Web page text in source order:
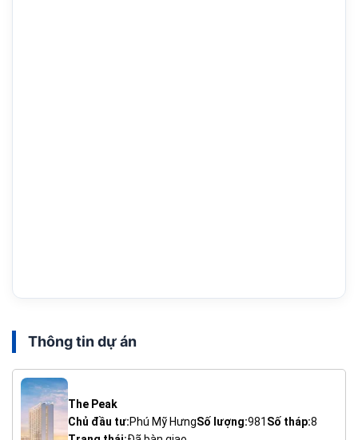
Thông tin dự án
The Peak
Chủ đầu tư:Phú Mỹ HưngSố lượng:981 Số tháp:8